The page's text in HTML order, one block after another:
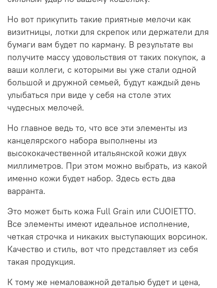
Но вот прикупить такие приятные мелочи как
визитницы, лотки для скрепок или держатели для
бумаги вам будет по карману. В результате вы
получите массу удовольствия от таких покупок, а
ваши коллеги, с которыми вы уже стали одной
большой и дружной семьей, будут каждый день
улыбаться при виде у себя на столе этих
чудесных мелочей.
Но главное ведь то, что все эти элементы из
канцелярского набора выполнены из
высококачественной итальянской кожи двух
миллиметров. При этом можно выбрать, из какой
именно кожи будет набор. Здесь есть два
варранта.
Это может быть кожа Full Grain или CUOIETTO.
Все элементы имеют идеальное исполнение,
четкая строчка и никаких выступающих ворсинок.
Качество и стиль, вот что представляет из себя
такая продукция.
К тому же немаловажной деталью будет и цена,